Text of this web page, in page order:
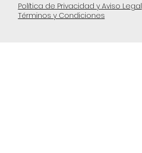
Política de Privacidad y Aviso Legal
Términos y Condiciones